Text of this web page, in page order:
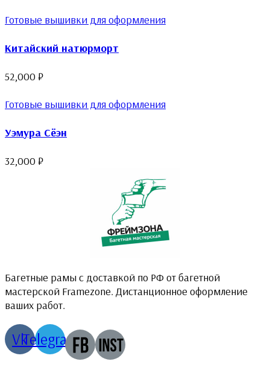
Готовые вышивки для оформления
Китайский натюрморт
52,000 ₽
Готовые вышивки для оформления
Уэмура Сёэн
32,000 ₽
Багетные рамы с доставкой по РФ от багетной
мастерской Framezone. Дистанционное оформление
ваших работ.
VkTelegram